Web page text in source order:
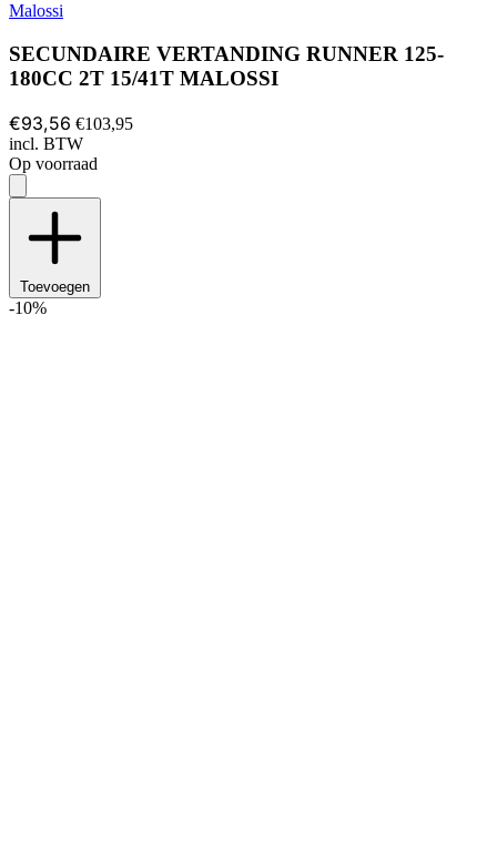
Malossi
SECUNDAIRE VERTANDING RUNNER 125-
180CC 2T 15/41T MALOSSI
€93,56 €103,95
incl. BTW
Op voorraad
Toevoegen
-10%